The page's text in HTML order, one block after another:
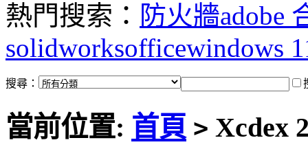
熱門搜索： 防火牆adobe
solidworksofficewindows
搜尋：
當前位置: 首頁 > Xcdex